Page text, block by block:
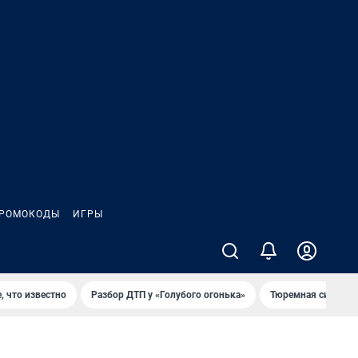
ИГРЫ
что известно Разбор ДТП у «Голубого огонька» Тюремная